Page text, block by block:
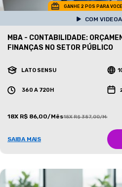
GANHE 2 POS PARA
COM
MBA - CONTABILIDADE:
FINANÇAS NO SETOR PÚBLICO
LATO SENSU
360 A 720H
18X R$ 86,00/Mês18X R$ 387,00/Mês
SAIBA MAIS